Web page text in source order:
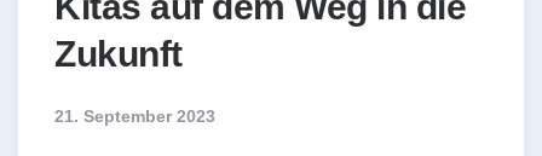
Zukunft
21. September 2023